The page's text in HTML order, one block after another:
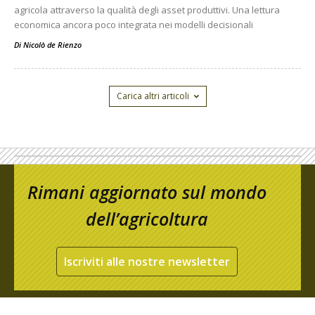
agricola attraverso la qualità degli asset produttivi. Una lettura
economica ancora poco integrata nei modelli decisionali
Di Nicolò de Rienzo
Carica altri articoli
Rimani aggiornato sul mondo
dell’agricoltura
Iscriviti alle nostre newsletter